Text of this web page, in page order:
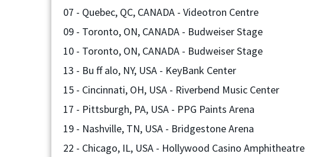
07 - Quebec, QC, CANADA - Videotron Centre
09 - Toronto, ON, CANADA - Budweiser Stage
10 - Toronto, ON, CANADA - Budweiser Stage
13 - Bu ff alo, NY, USA - KeyBank Center
15 - Cincinnati, OH, USA - Riverbend Music Center
17 - Pittsburgh, PA, USA - PPG Paints Arena
19 - Nashville, TN, USA - Bridgestone Arena
22 - Chicago, IL, USA - Hollywood Casino Amphitheatre